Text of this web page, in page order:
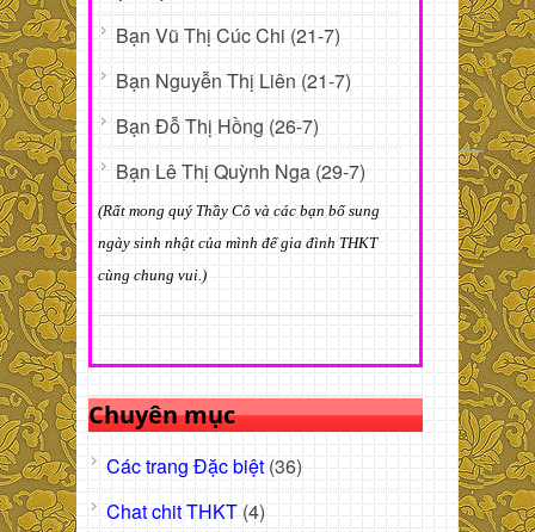
Bạn Vũ Thị Cúc Chi (21-7)
Bạn Nguyễn Thị Liên (21-7)
Bạn Đỗ Thị Hồng (26-7)
Bạn Lê Thị Quỳnh Nga (29-7)
(Rất mong quý Thầy Cô và các bạn bổ sung
ngày sinh nhật của mình để gia đình THKT
cùng chung vui.)
Chuyên mục
Các trang Đặc biệt (36)
Chat chit THKT (4)